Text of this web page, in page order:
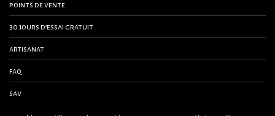
points de vente
30 jours d’essai gratuit
artisanat
faq
sav